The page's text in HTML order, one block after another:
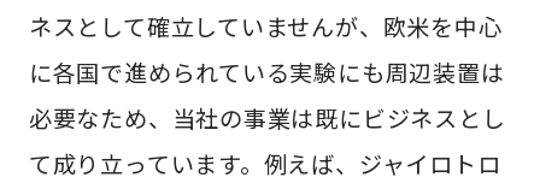
ネスとして確立していませんが、欧米を中心
に各国で進められている実験にも周辺装置は
必要なため、当社の事業は既にビジネスとし
て成り立っています。例えば、ジャイロトロ